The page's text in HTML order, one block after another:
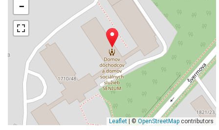
−
Leaflet| © OpenStreetMapcontributors